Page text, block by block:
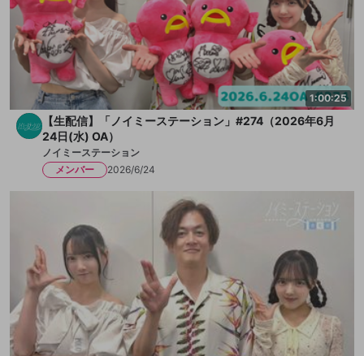
1:00:25
【生配信】「ノイミーステーション」#274（2026年6月
24日(水) OA）
ノイミーステーション
メンバー
2026/6/24